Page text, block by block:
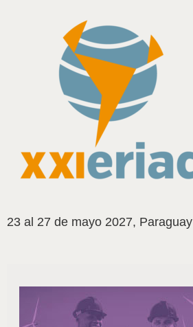
23 al 27 de mayo 2027, Paraguay